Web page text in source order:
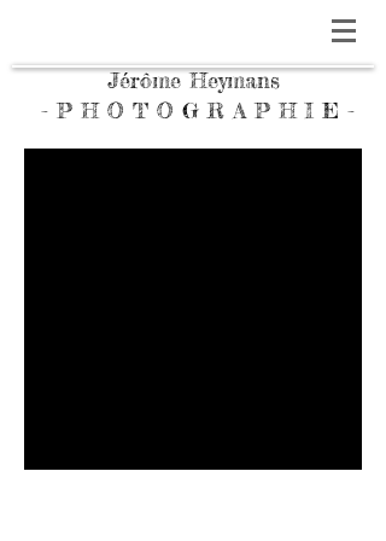
Jérôme Heymans
- P H O T O G R A P H I E -